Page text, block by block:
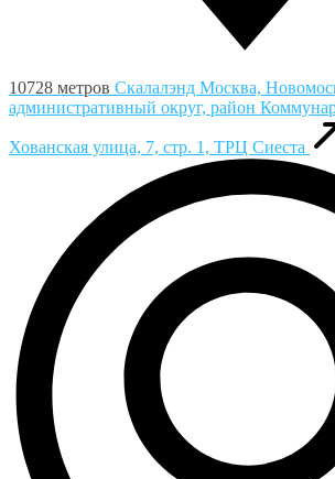
10728 метров Скалалэнд Москва,
административный округ, район
Хованская улица, 7, стр. 1, ТРЦ Сиеста